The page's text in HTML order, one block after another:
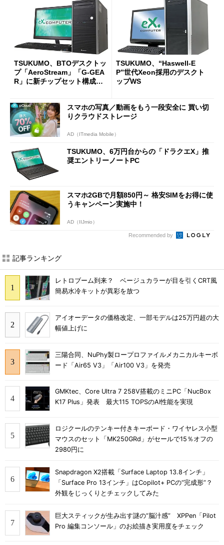
TSUKUMO、BTOデスクトッ
プ「AeroStream」「G-GEA
R」に新チップセット構成モ
TSUKUMO、“Haswell-E
P”世代Xeon採用のデスクト
ップWS
スマホの写真／動画をもう一段安全に 買い切
りクラウドストレージ
AD（ITmedia Mobile）
TSUKUMO、6万円台からの「ドラクエX」推
奨エントリーノートPC
スマホ2GBで月額850円～ 格安SIMをお得に使
うキャンペーン実施中！
AD（IIJmio）
Recommended by
記事ランキング
レトロブーム到来？ ベージュカラーが目を引くCRT風
簡易水冷キットが異彩を放つ
アイオーデータの価格改定、一部モデルは25万円超の大
幅値上げに
三陽合同、NuPhy製ロープロファイルメカニカルキーボ
ード「Air65 V3」「Air100 V3」を発売
GMKtec、Core Ultra 7 258V搭載のミニPC「NucBox
K17 Plus」発表 最大115 TOPSのAI性能を実現
ロジクールのテンキー付きキーボード・ワイヤレス小型
マウスのセット「MK250GRd」がセールで15％オフの
2980円に
Snapdragon X2搭載「Surface Laptop 13.8インチ」
「Surface Pro 13インチ」はCopilot+ PCの“完成形”？
外観をじっくりとチェックしてみた
巨大スティックが生み出す謎の“脳汁感” XPPen「Pilot
Pro 編集コンソール」のお絵描き実用度をチェック